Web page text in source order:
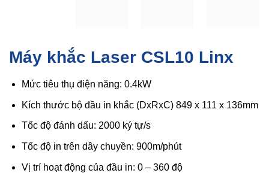
Máy khắc Laser CSL10 Linx
Mức tiêu thụ điện năng: 0.4kW
Kích thước bộ đầu in khắc (DxRxC) 849 x 111 x 136mm
Tốc độ đánh dấu: 2000 ký tự/s
Tốc độ in trên dây chuyền: 900m/phút
Vị trí hoạt động của đầu in: 0 – 360 độ